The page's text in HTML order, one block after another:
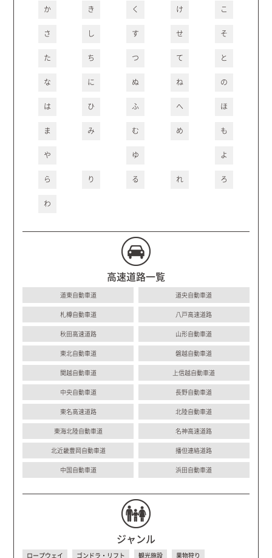
か き く け こ
さ し す せ そ
た ち つ て と
な に ぬ ね の
は ひ ふ へ ほ
ま み む め も
や ゆ よ
ら り る れ ろ
わ
高速道路一覧
道東自動車道 道央自動車道
札樽自動車道 八戸高速道路
秋田高速道路 山形自動車道
東北自動車道 磐越自動車道
関越自動車道 上信越自動車道
中央自動車道 長野自動車道
東名高速道路 北陸自動車道
東海北陸自動車道 名神高速道路
北近畿豊岡自動車道 播但連絡道路
中国自動車道 浜田自動車道
ジャンル
ロープウェイ ゴンドラ・リフト 観光施設
果物狩り